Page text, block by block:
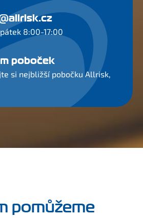
8:00-17:00
poboček
si nejbližší pobočku Allrisk,
pomůžeme